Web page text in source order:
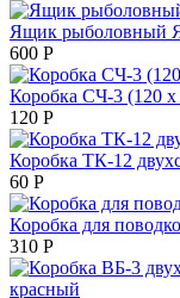
Ящик рыболовный
600 Р
Коробка СЧ-3 (120 х
120 Р
Коробка ТК-12
60 Р
Коробка для
310 Р